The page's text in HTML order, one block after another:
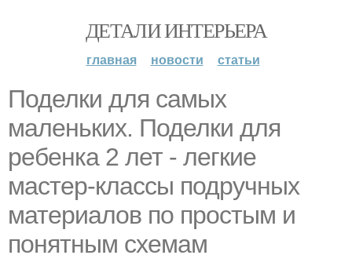
ДЕТАЛИ ИНТЕРЬЕРА
главная новости статьи
Поделки для самых
маленьких. Поделки для
ребенка 2 лет - легкие
мастер-классы подручных
материалов по простым и
понятным схемам